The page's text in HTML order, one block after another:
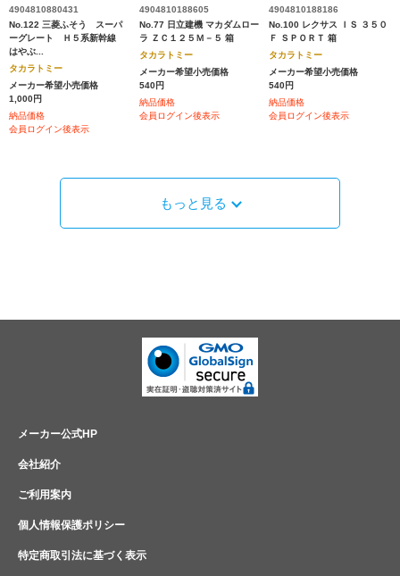
4904810880431
No.122 三菱ふそう スーパ
ーグレート Ｈ５系新幹線
はやぶ...
タカラトミー
メーカー希望小売価格
1,000円
納品価格
会員ログイン後表示
4904810188605
No.77 日立建機 マカダムロー
ラ ＺＣ１２５Ｍ－５ 箱
タカラトミー
メーカー希望小売価格
540円
納品価格
会員ログイン後表示
4904810188186
No.100 レクサス ＩＳ ３５０
Ｆ ＳＰＯＲＴ 箱
タカラトミー
メーカー希望小売価格
540円
納品価格
会員ログイン後表示
もっと見る
メーカー公式HP
会社紹介
ご利用案内
個人情報保護ポリシー
特定商取引法に基づく表示